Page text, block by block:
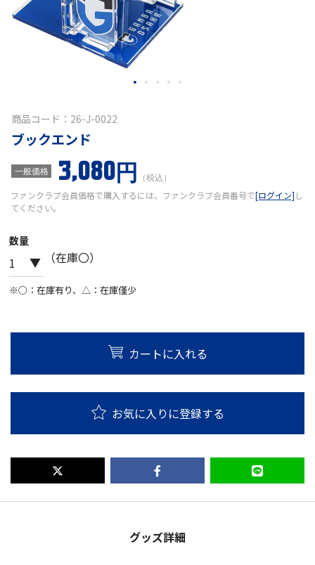
商品コード：26-J-0022
ブックエンド
一般価格 3,080円 （税込）
ファンクラブ会員価格で購入するには、ファンクラブ会員番号で[ログイン] し
てください。
数量
（在庫〇）
※○：在庫有り、△：在庫僅少
カートに入れる
お気に入りに登録する
グッズ詳細